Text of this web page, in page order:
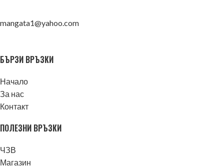
mangata1@yahoo.com
БЪРЗИ ВРЪЗКИ
Начало
За нас
Контакт
ПОЛЕЗНИ ВРЪЗКИ
ЧЗВ
Магазин